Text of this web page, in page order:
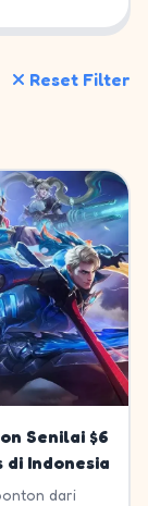
Reset Filter
Senilai $6
di Indonesia
dari